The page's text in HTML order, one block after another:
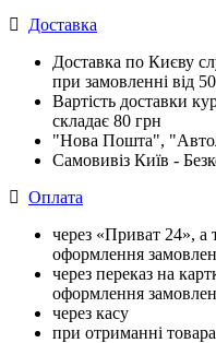
Доставка
Доставка по Києву
при замовленні від
Вартість доставки
складає 80 грн
"Нова Пошта",
Самовивіз Київ -
Оплата
через «Приват 24», а
оформлення
через переказ на
оформлення
через касу
при отриманні товара